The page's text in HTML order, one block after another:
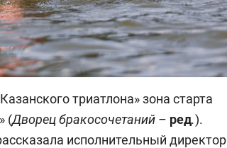
триатлона» зона старта
(Дворец бракосочетаний – ред.).
исполнительный директор